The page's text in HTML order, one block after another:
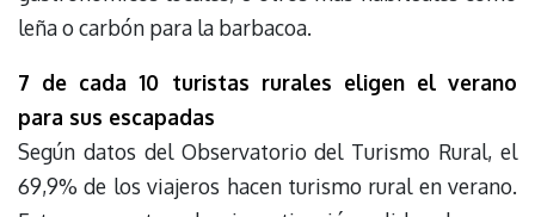
leña o carbón para la barbacoa.
7 de cada 10 turistas rurales eligen el verano
para sus escapadas
Según datos del Observatorio del Turismo Rural, el
69,9% de los viajeros hacen turismo rural en verano.